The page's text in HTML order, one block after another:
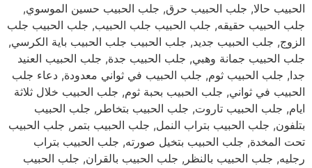
الحبيب حالا, جلب الحبيب حرق, جلب الحبيب حسين الموسوي,
جلب الحبيب حقيقه, جلب الحبيب جلب الحبيب, جلب الحبيب جلب
الزوج, جلب الحبيب جديد, جلب الحبيب جلب الحبيب باية الكرسي,
جلب الحبيب جمانة وهبي, جلب الحبيب جدة, جلب الحبيب العنيد
جدا, جلب الحبيب ثوم, جلب الحبيب في ثواني معدودة, دعاء جلب
الحبيب في ثواني, جلب الحبيب بحبة ثوم, جلب الحبيب خلال ثلاثة
ايام, جلب الحبيب تاروت, جلب الحبيب بتخاطر, جلب الحبيب
بتلفون, جلب الحبيب بتراب النمل, جلب الحبيب بتمر, جلب الحبيب
تحت المخدة, جلب الحبيب بتخيل صورته, جلب الحبيب بتراب
رجليه, جلب الحبيب بالنظر, جلب الحبيب بالقران, جلب الحبيب